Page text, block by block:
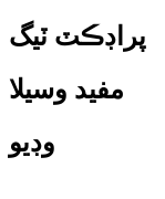
پراڊڪٽ ٽيگ
مفيد وسيلا
وڊيو